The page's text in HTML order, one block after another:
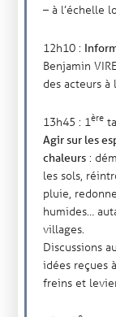
– à l’échelle
12h10 :
Benjamin
des acteurs à
13h45 : 1ère
Agir sur les
chaleurs :
les sols,
pluie,
humides…
villages.
Discussions
idées reçues
freins et